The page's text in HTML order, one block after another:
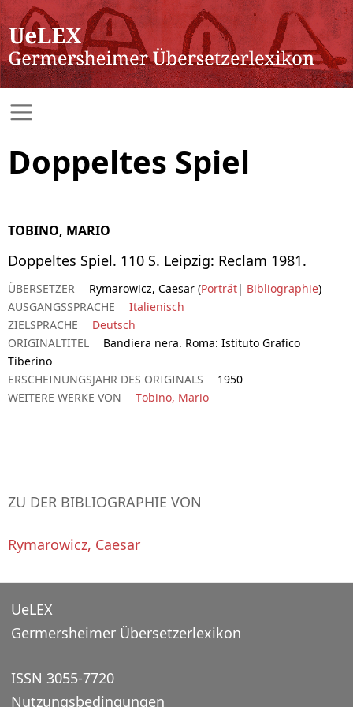
Doppeltes Spiel
TOBINO, MARIO
Doppeltes Spiel. 110 S. Leipzig: Reclam 1981.
ÜBERSETZER Rymarowicz, Caesar (Porträt| Bibliographie)
AUSGANGSSPRACHE
Italienisch
ZIELSPRACHE
Deutsch
ORIGINALTITEL
Bandiera nera. Roma: Istituto Grafico
Tiberino
ERSCHEINUNGSJAHR DES ORIGINALS
1950
WEITERE WERKE VON
Tobino, Mario
ZU DER BIBLIOGRAPHIE VON
Rymarowicz, Caesar
UeLEX
Germersheimer Übersetzerlexikon
ISSN 3055-7720
Nutzungsbedingungen